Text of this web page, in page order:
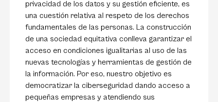
privacidad de los datos y su gestión eficiente, es
una cuestión relativa al respeto de los derechos
fundamentales de las personas. La construcción
de una sociedad equitativa conlleva garantizar el
acceso en condiciones igualitarias al uso de las
nuevas tecnologías y herramientas de gestión de
la información. Por eso, nuestro objetivo es
democratizar la ciberseguridad dando acceso a
pequeñas empresas y atendiendo sus